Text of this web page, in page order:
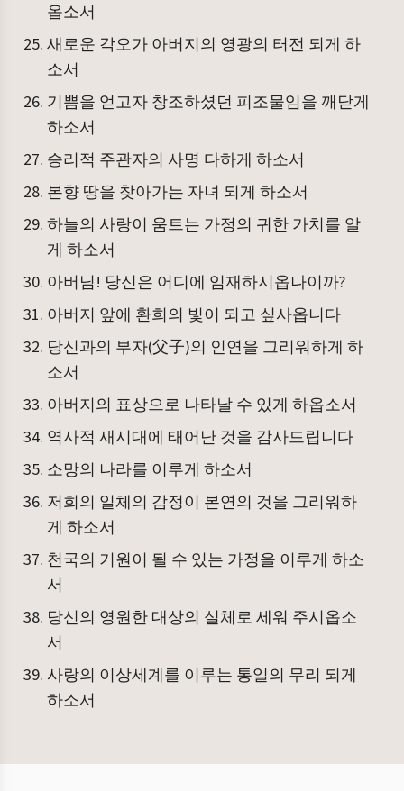
옵소서
새로운 각오가 아버지의 영광의 터전 되게 하
소서
기쁨을 얻고자 창조하셨던 피조물임을 깨닫게
하소서
승리적 주관자의 사명 다하게 하소서
본향 땅을 찾아가는 자녀 되게 하소서
하늘의 사랑이 움트는 가정의 귀한 가치를 알
게 하소서
아버님! 당신은 어디에 임재하시옵나이까?
아버지 앞에 환희의 빛이 되고 싶사옵니다
당신과의 부자(父子)의 인연을 그리워하게 하
소서
아버지의 표상으로 나타날 수 있게 하옵소서
역사적 새시대에 태어난 것을 감사드립니다
소망의 나라를 이루게 하소서
저희의 일체의 감정이 본연의 것을 그리워하
게 하소서
천국의 기원이 될 수 있는 가정을 이루게 하소
서
당신의 영원한 대상의 실체로 세워 주시옵소
서
사랑의 이상세계를 이루는 통일의 무리 되게
하소서